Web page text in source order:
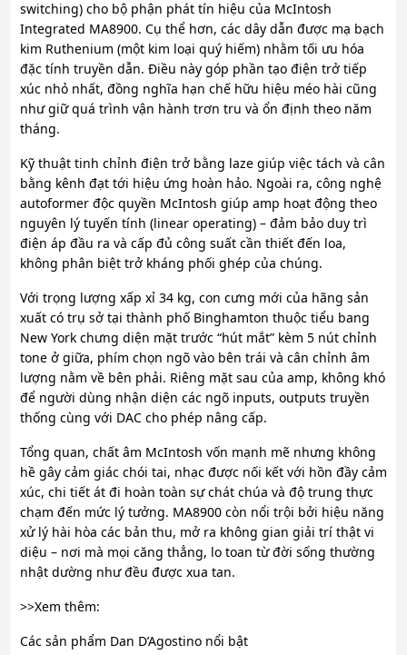
switching) cho bộ phận phát tín hiệu của McIntosh
Integrated MA8900. Cụ thể hơn, các dây dẫn được mạ bạch
kim Ruthenium (một kim loại quý hiếm) nhằm tối ưu hóa
đặc tính truyền dẫn. Điều này góp phần tạo điện trở tiếp
xúc nhỏ nhất, đồng nghĩa hạn chế hữu hiệu méo hài cũng
như giữ quá trình vận hành trơn tru và ổn định theo năm
tháng.
Kỹ thuật tinh chỉnh điện trở bằng laze giúp việc tách và cân
bằng kênh đạt tới hiệu ứng hoàn hảo. Ngoài ra, công nghệ
autoformer độc quyền McIntosh giúp amp hoạt động theo
nguyên lý tuyến tính (linear operating) – đảm bảo duy trì
điện áp đầu ra và cấp đủ công suất cần thiết đến loa,
không phân biệt trở kháng phối ghép của chúng.
Với trọng lượng xấp xỉ 34 kg, con cưng mới của hãng sản
xuất có trụ sở tại thành phố Binghamton thuộc tiểu bang
New York chưng diện mặt trước “hút mắt” kèm 5 nút chỉnh
tone ở giữa, phím chọn ngõ vào bên trái và cân chỉnh âm
lượng nằm về bên phải. Riêng mặt sau của amp, không khó
để người dùng nhận diện các ngõ inputs, outputs truyền
thống cùng với DAC cho phép nâng cấp.
Tổng quan, chất âm McIntosh vốn mạnh mẽ nhưng không
hề gây cảm giác chói tai, nhạc được nối kết với hồn đầy cảm
xúc, chi tiết át đi hoàn toàn sự chát chúa và độ trung thực
chạm đến mức lý tưởng. MA8900 còn nổi trội bởi hiệu năng
xử lý hài hòa các bản thu, mở ra không gian giải trí thật vi
diệu – nơi mà mọi căng thẳng, lo toan từ đời sống thường
nhật dường như đều được xua tan.
>>Xem thêm:
Các sản phẩm Dan D’Agostino nổi bật